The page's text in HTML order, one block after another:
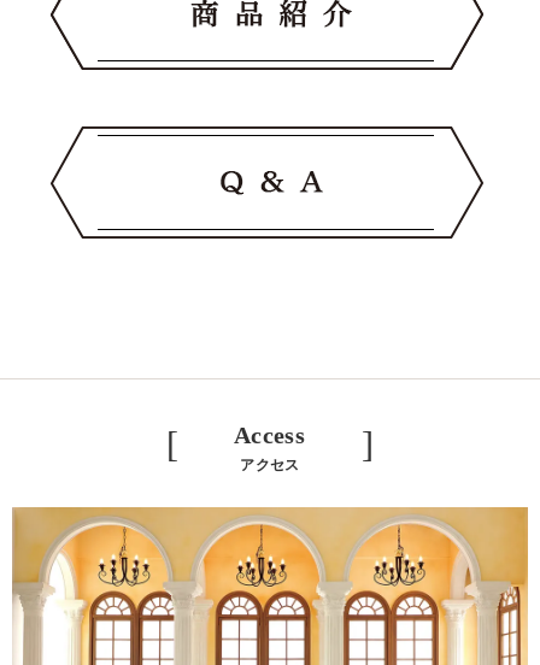
[ ]
Access
アクセス